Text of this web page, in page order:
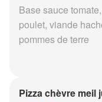
Base sauce
poulet, viande
pommes de terre
Pizza chèvre meil